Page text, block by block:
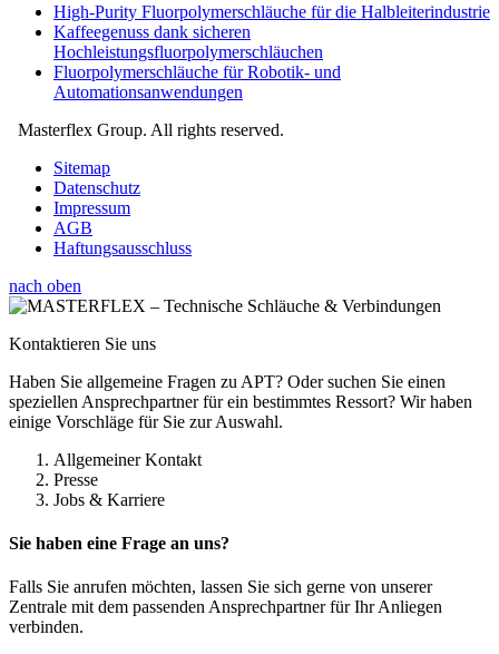
High-Purity Fluorpolymerschläuche für die Halbleiterindustrie
Kaffeegenuss dank sicheren
Hochleistungsfluorpolymerschläuchen
Fluorpolymerschläuche für Robotik- und
Automationsanwendungen
Masterflex Group. All rights reserved.
Sitemap
Datenschutz
Impressum
AGB
Haftungsausschluss
nach oben
Kontaktieren Sie uns
Haben Sie allgemeine Fragen zu APT? Oder suchen Sie einen
speziellen Ansprechpartner für ein bestimmtes Ressort? Wir haben
einige Vorschläge für Sie zur Auswahl.
Allgemeiner Kontakt
Presse
Jobs & Karriere
Sie haben eine Frage an uns?
Falls Sie anrufen möchten, lassen Sie sich gerne von unserer
Zentrale mit dem passenden Ansprechpartner für Ihr Anliegen
verbinden.